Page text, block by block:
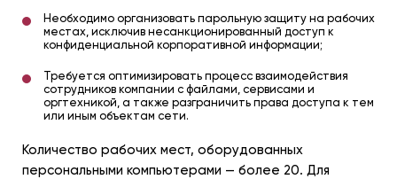
Необходимо организовать парольную защиту на рабочих
местах, исключив несанкционированный доступ к
конфиденциальной корпоративной информации;
Требуется оптимизировать процесс взаимодействия
сотрудников компании с файлами, сервисами и
оргтехникой, а также разграничить права доступа к тем
или иным объектам сети.
Количество рабочих мест, оборудованных
персональными компьютерами — более 20. Для